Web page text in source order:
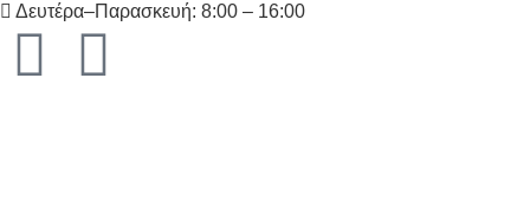
Δευτέρα–Παρασκευή: 8:00 – 16:00